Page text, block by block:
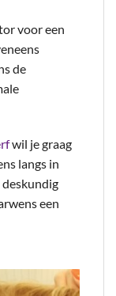
voor een
de
wil je graag
langs in
een